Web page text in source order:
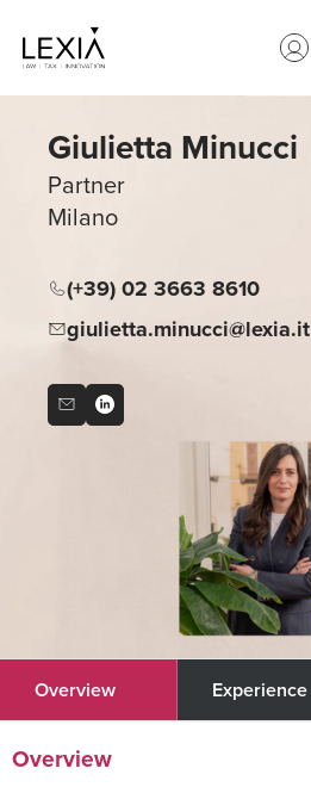
Search for:
Giulietta Minucci
Partner
Milano
(+39) 02 3663 8610
giulietta.minucci@lexia.it
Overview Experience
Overview